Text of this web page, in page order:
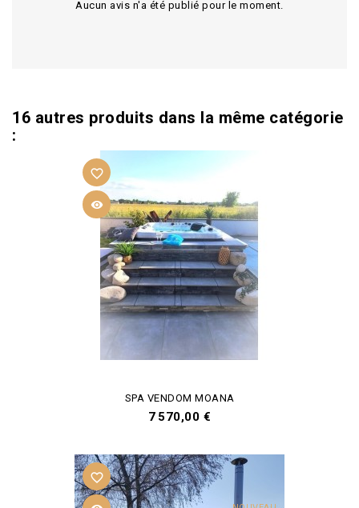
Aucun avis n'a été publié pour le moment.
16 autres produits dans la même catégorie
:

favorite_border
SPA VENDOM MOANA
Prix
7 570,00 €
favorite_border